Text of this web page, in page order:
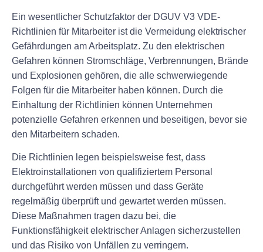
Ein wesentlicher Schutzfaktor der DGUV V3 VDE-
Richtlinien für Mitarbeiter ist die Vermeidung elektrischer
Gefährdungen am Arbeitsplatz. Zu den elektrischen
Gefahren können Stromschläge, Verbrennungen, Brände
und Explosionen gehören, die alle schwerwiegende
Folgen für die Mitarbeiter haben können. Durch die
Einhaltung der Richtlinien können Unternehmen
potenzielle Gefahren erkennen und beseitigen, bevor sie
den Mitarbeitern schaden.
Die Richtlinien legen beispielsweise fest, dass
Elektroinstallationen von qualifiziertem Personal
durchgeführt werden müssen und dass Geräte
regelmäßig überprüft und gewartet werden müssen.
Diese Maßnahmen tragen dazu bei, die
Funktionsfähigkeit elektrischer Anlagen sicherzustellen
und das Risiko von Unfällen zu verringern.